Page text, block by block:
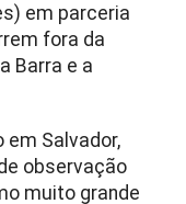
em parceria
fora da
Barra e a
em Salvador,
observação
muito grande